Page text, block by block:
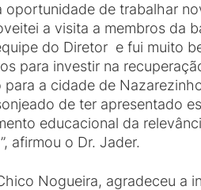
oportunidade de trabalhar
a visita a membros da
do Diretor e fui muito
para investir na
para a cidade de
de ter apresentado
educacional da
afirmou o Dr. Jader.
Nogueira, agradeceu a